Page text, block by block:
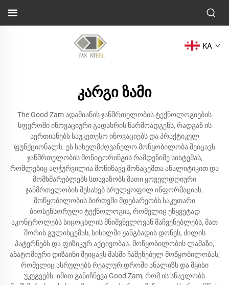
KA
კარგი ზამი
The Good Zam ადამიანის ჯანმრთელობის ტექნოლოგიების
სფეროში ინოვაციური გადახრის წარმოადგენს, რადგან ის
აერთიანებს საუკეთესო ინოვაციებს და პრაქტიკულ
ფუნქციონალს. ეს სახელმძღვანელო მოწყობილობა შეიცავს
ჯანმრთელობის მონიტორინგის რამდენიმე სისტემას,
რომლებიც აღჭურვილია მოწინავე მონაცემთა ანალიტიკით და
მომხმარებლებს სთავაზობს მათი ყოველდღიური
ჯანმრთელობის შესახებ სრულყოფილ ინფორმაციას.
მოწყობილობის ბირთვში მდებარეობს საკუთარი
ბიოსენსორული ტექნოლოგია, რომელიც უწყვეტად
აკონტროლებს სიცოცხლის მნიშვნელოვან მაჩვენებლებს, მათ
შორის გულისცემას, სისხლში ჟანგბადის დონეს, ძილის
პატერნებს და ფიზიკურ აქტივობას. მოწყობილობის ლამაზი,
ანატომიური დიზაინი შეიცავს მასში ჩაშენებულ მოწყობილობას,
რომელიც ასრულებს რეალურ დროში ანალიზს და მყისი
უკუგვებს. იმით განიჩნევა Good Zam, რომ ის სწავლობს